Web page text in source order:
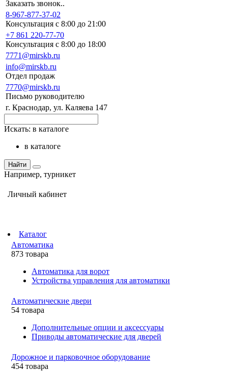
Заказать звонок..
8-967-877-37-02
Консультация с 8:00 до 21:00
+7 861 220-77-70
Консультация с 8:00 до 18:00
7771@mirskb.ru
info@mirskb.ru
Отдел продаж
7770@mirskb.ru
Письмо руководителю
г. Краснодар, ул. Каляева 147
Искать: в каталоге
в каталоге
Найти
Например, турникет
Личный кабинет
Каталог
Автоматика
873 товара
Автоматика для ворот
Устройства управления для автоматики
Автоматические двери
54 товара
Дополнительные опции и аксессуары
Приводы автоматические для дверей
Дорожное и парковочное оборудование
454 товара